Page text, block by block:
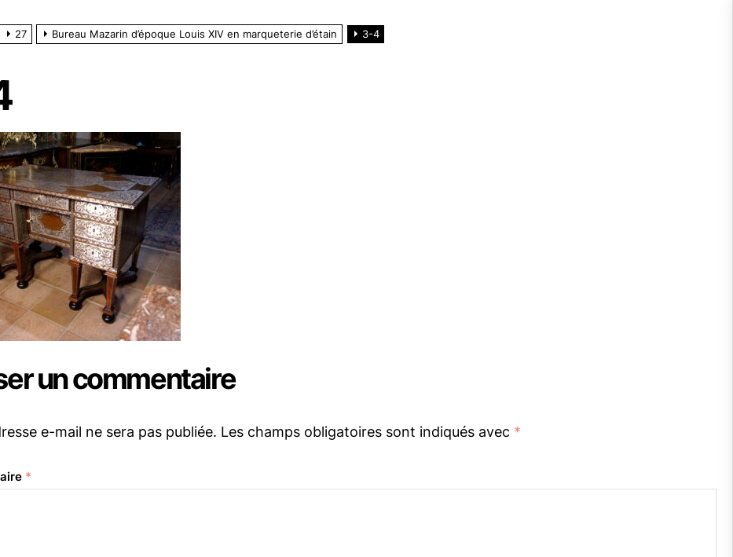
27 Bureau Mazarin d’époque Louis XIV en marqueterie d’étain 3-4
un commentaire
e-mail ne sera pas publiée. Les champs obligatoires sont indiqués avec *
*